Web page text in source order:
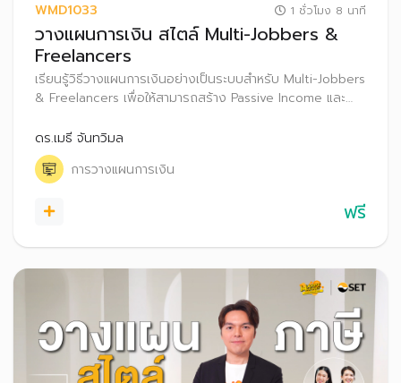
WMD1033 1 ชั่วโมง 8 นาที
วางแผนการเงิน สไตล์ Multi-Jobbers &
Freelancers
เรียนรู้วิธีวางแผนการเงินอย่างเป็นระบบสำหรับ Multi-Jobbers
& Freelancers เพื่อให้สามารถสร้าง Passive Income และ
ของรายได้ และข้อจำกัดของสวัสดิการ เพื่อให้เกิดชีวิตอิสระ
งานโปรเงินปังได้
ดร.เมธี จันทวิมล
การวางแผนการเงิน
ฟรี